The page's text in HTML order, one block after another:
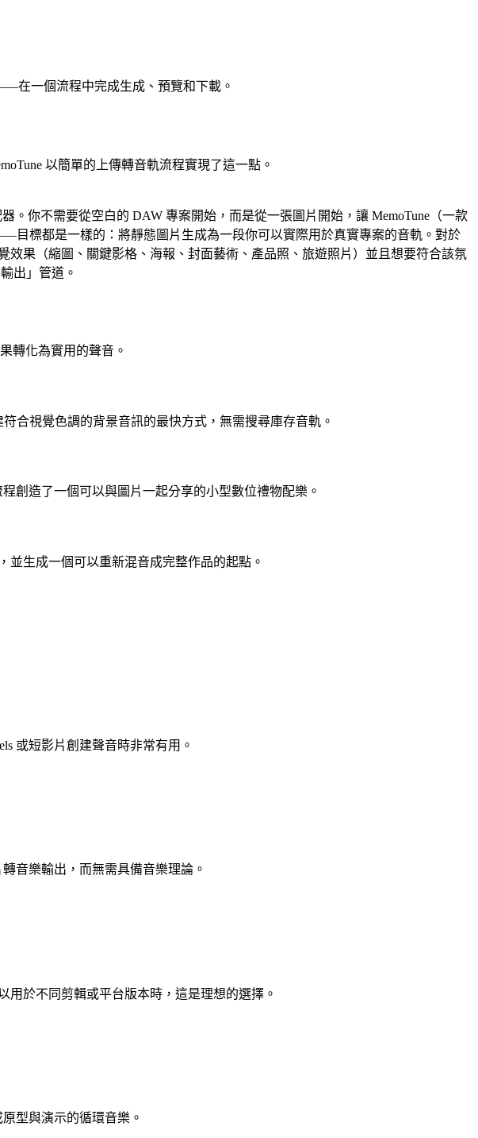
在一個流程中完成生成、預覽和下載。
以簡單的上傳轉音軌流程實現了這一點。
你不需要從空白的 DAW 專案開始，而是從一張圖片開始，讓 MemoTune（一款
標都是一樣的：將靜態圖片生成為一段你可以實際用於真實專案的音軌。對於
果（縮圖、關鍵影格、海報、封面藝術、產品照、旅遊照片）並且想要符合該氛
出」管道。
轉化為實用的聲音。
合視覺色調的背景音訊的最快方式，無需搜尋庫存音軌。
創造了一個可以與圖片一起分享的小型數位禮物配樂。
並生成一個可以重新混音成完整作品的起點。
或短影片創建聲音時非常有用。
音樂輸出，而無需具備音樂理論。
用於不同剪輯或平台版本時，這是理想的選擇。
型與演示的循環音樂。